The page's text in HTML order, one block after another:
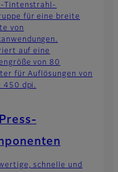
Tintenstrahl-
für eine breite
von
auf eine
von 80
für Auflösungen von
450 dpi.
schnelle und